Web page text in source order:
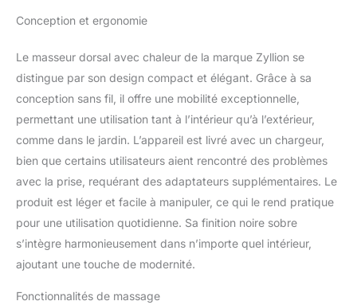
chauffage de notre
appareil pour massage
relaxant contribue à
soulager les courbatures
et les douleurs en
diffusant de la chaleur
dans les muscles.
quotidienne de confort et
de douleur en moins !
Soulage les muscles
courbaturés en
puissants nodules de
Conception et ergonomie
Le masseur dorsal avec chaleur de la marque Zyllion se
distingue par son design compact et élégant. Grâce à sa
conception sans fil, il offre une mobilité exceptionnelle,
permettant une utilisation tant à l’intérieur qu’à l’extérieur,
comme dans le jardin. L’appareil est livré avec un chargeur,
bien que certains utilisateurs aient rencontré des problèmes
avec la prise, requérant des adaptateurs supplémentaires. Le
produit est léger et facile à manipuler, ce qui le rend pratique
pour une utilisation quotidienne. Sa finition noire sobre
s’intègre harmonieusement dans n’importe quel intérieur,
ajoutant une touche de modernité.
Fonctionnalités de massage